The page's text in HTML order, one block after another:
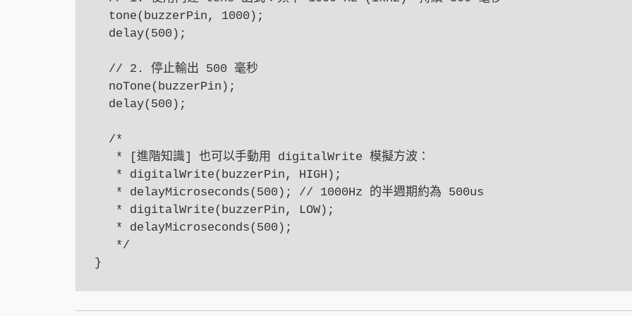
  tone(buzzerPin, 1000);
  delay(500);
  // 2. 停止輸出 500 毫秒
  noTone(buzzerPin);
  delay(500);
  /*
   * [進階知識] 也可以手動用 digitalWrite 模擬方波：
   * digitalWrite(buzzerPin, HIGH);
   * delayMicroseconds(500); // 1000Hz 的半週期約為 500us
   * digitalWrite(buzzerPin, LOW);
   * delayMicroseconds(500);
   */